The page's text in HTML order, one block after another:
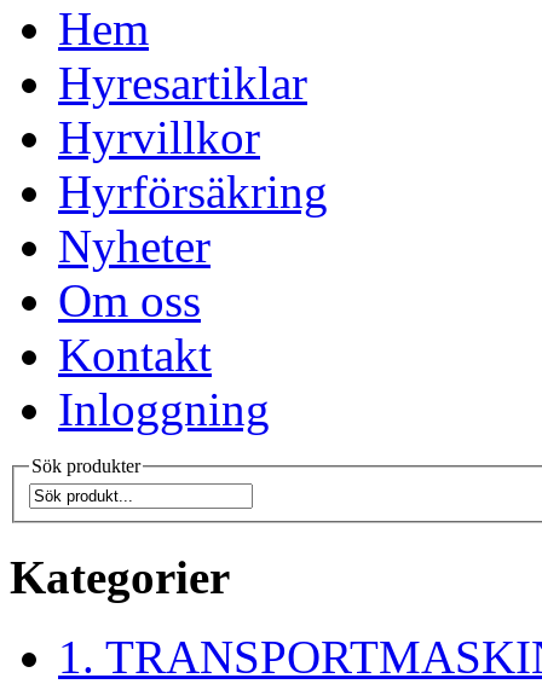
Hem
Hyresartiklar
Hyrvillkor
Hyrförsäkring
Nyheter
Om oss
Kontakt
Inloggning
Sök produkter
Kategorier
1.